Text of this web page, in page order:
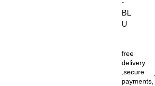
-
BL
U
free
delivery
,secure
payments,